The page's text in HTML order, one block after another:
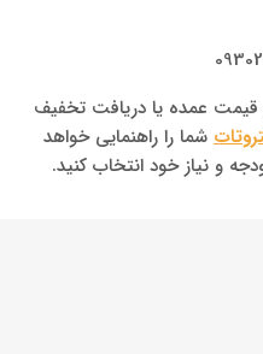
قیمت عمده یا دریافت تخفیف
شما را راهنمایی خواهد
و نیاز خود انتخاب کنید.